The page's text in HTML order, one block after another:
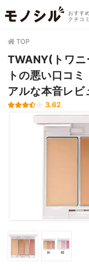
おすす
クチコ
TOP
TWANY(トワニ
トの悪い口コ
アルな本音レビ
3.62